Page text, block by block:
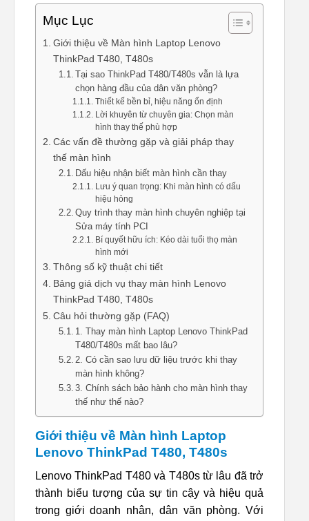
Mục Lục
Giới thiệu về Màn hình Laptop Lenovo
ThinkPad T480, T480s
Tại sao ThinkPad T480/T480s vẫn là lựa
chọn hàng đầu của dân văn phòng?
Thiết kế bền bỉ, hiệu năng ổn định
Lời khuyên từ chuyên gia: Chọn màn
hình thay thế phù hợp
Các vấn đề thường gặp và giải pháp thay
thế màn hình
Dấu hiệu nhận biết màn hình cần thay
Lưu ý quan trọng: Khi màn hình có dấu
hiệu hỏng
Quy trình thay màn hình chuyên nghiệp tại
Sửa máy tính PCI
Bí quyết hữu ích: Kéo dài tuổi thọ màn
hình mới
Thông số kỹ thuật chi tiết
Bảng giá dịch vụ thay màn hình Lenovo
ThinkPad T480, T480s
Câu hỏi thường gặp (FAQ)
1. Thay màn hình Laptop Lenovo ThinkPad
T480/T480s mất bao lâu?
2. Có cần sao lưu dữ liệu trước khi thay
màn hình không?
3. Chính sách bảo hành cho màn hình thay
thế như thế nào?
Giới thiệu về Màn hình Laptop
Lenovo ThinkPad T480, T480s
Lenovo ThinkPad T480 và T480s từ lâu đã trở
thành biểu tượng của sự tin cậy và hiệu quả
trong giới doanh nhân, dân văn phòng. Với